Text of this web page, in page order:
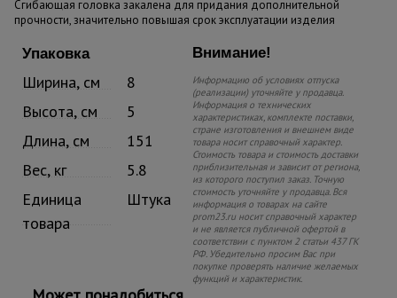
Сгибающая головка закалена для придания дополнительной
прочности, значительно повышая срок эксплуатации изделия
Упаковка
Ширина, см
8
Высота, см
5
Длина, см
151
Вес, кг
5.8
Единица
товара
Штука
Внимание!
Информацию об условиях отпуска
(реализации) уточняйте у продавца.
Информация о технических
характеристиках, комплекте поставки,
стране изготовления и внешнем виде
товара носит справочный характер.
Стоимость товара и стоимость доставки
приблизительная и зависит от региона,
из которого поступил заказ. Точную
стоимость уточняйте у продавца. Вся
информация о товарах на сайте
prom23.ru носит справочный характер
и не является публичной офертой в
соответствии с пунктом 2 статьи 437 ГК
РФ. Убедительно просим Вас при
покупке проверять наличие желаемых
функций и характеристик.